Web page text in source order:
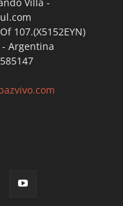
107.(X5152EYN)
- Argentina